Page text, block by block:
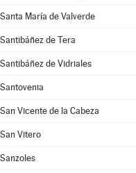
Santa María de Valverde
Santibáñez de Tera
Santibáñez de Vidriales
Santovenia
San Vicente de la Cabeza
San Vitero
Sanzoles